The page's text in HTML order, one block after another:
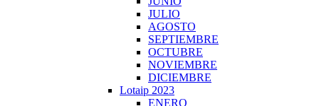
JULIO
AGOSTO
SEPTIEMBRE
OCTUBRE
NOVIEMBRE
DICIEMBRE
Lotaip 2023
ENERO